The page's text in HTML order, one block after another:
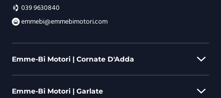
039 9630840
emmebi@emmebimotori.com
Emme-Bi Motori | Cornate D'Adda
Emme-Bi Motori | Garlate